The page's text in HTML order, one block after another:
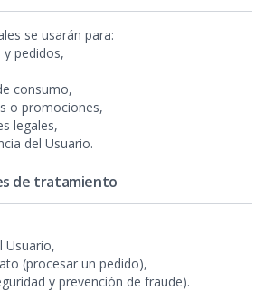
se usarán para:
pedidos,
consumo,
o promociones,
legales,
del Usuario.
de tratamiento
Usuario,
(procesar un pedido),
y prevención de fraude).